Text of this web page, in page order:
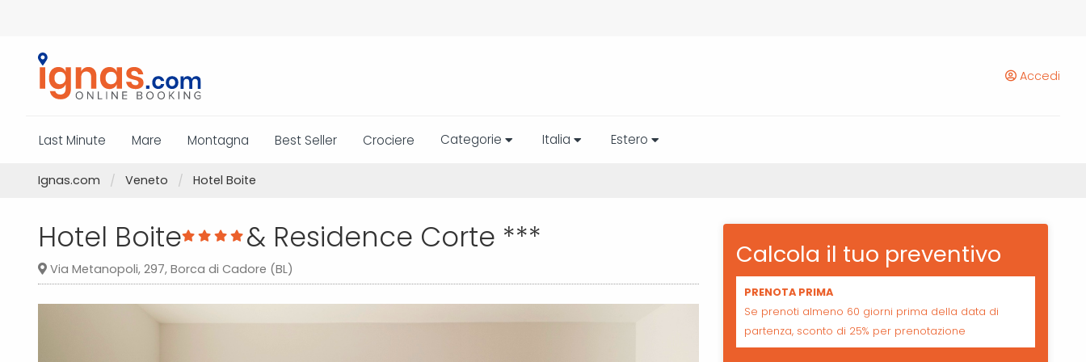
Accedi
Last Minute Mare Montagna Best Seller Crociere Categorie Italia Estero
Ignas.com Veneto Hotel Boite
Hotel Boite & Residence Corte ***
Via Metanopoli, 297, Borca di Cadore (BL) Calcola il tuo preventivo
PRENOTA PRIMA
Se prenoti almeno 60 giorni prima della data di
partenza, sconto di 25% per prenotazione